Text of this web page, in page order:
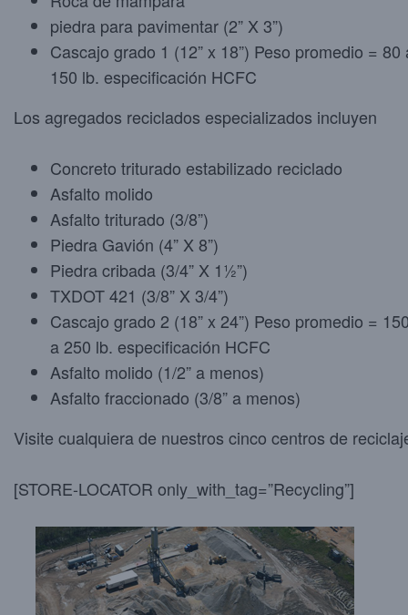
piedra para pavimentar (2” X 3”)
Cascajo grado 1 (12” x 18”) Peso promedio = 80
150 lb. especificación HCFC
Los agregados reciclados especializados incluyen
Concreto triturado estabilizado reciclado
Asfalto molido
Asfalto triturado (3/8”)
Piedra Gavión (4” X 8”)
Piedra cribada (3/4” X 1½”)
TXDOT 421 (3/8” X 3/4”)
Cascajo grado 2 (18” x 24”) Peso promedio =
a 250 lb. especificación HCFC
Asfalto molido (1/2” a menos)
Asfalto fraccionado (3/8” a menos)
Visite cualquiera de nuestros cinco centros de
[STORE-LOCATOR only_with_tag=”Recycling”]